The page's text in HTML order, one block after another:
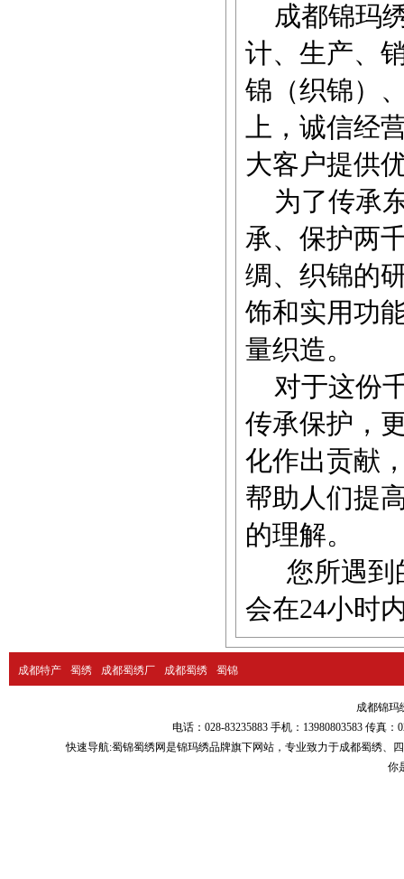
成都锦玛
计、生产、
锦（织锦）
上，诚信经
大客户提供
为了传承
承、保护两
绸、织锦的
饰和实用功
量织造。
对于这份
传承保护，
化作出贡献
帮助人们提
的理解。
您所遇到
会在24小时
成都特产 蜀绣 成都蜀绣厂 成都蜀绣 蜀锦
成都锦玛
电话：028-83235883 手机：13980803583 传真
快速导航:蜀锦蜀绣网是锦玛绣品牌旗下网站，专业致力于成都蜀绣、
你